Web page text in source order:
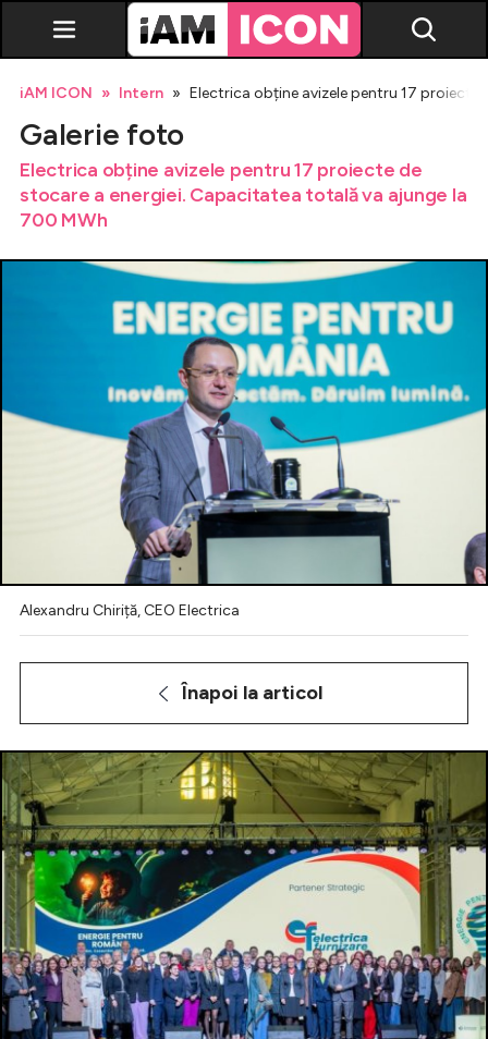
Breaking news
Evenimente
Emisiuni TV
Horoscop
Lifestyle
Celebrități
Breaking News
Intră în cont
Creează cont
iAM ICON Intern Electrica obține avizele pentru 17
Galerie foto
Electrica obține avizele pentru 17 proiecte de
stocare a energiei. Capacitatea totală va ajunge la
700 MWh
Alexandru Chiriță, CEO Electrica
Înapoi la articol